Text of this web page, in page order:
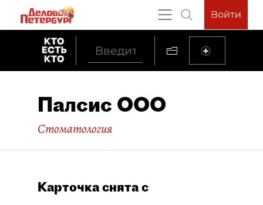
Войти
Палсис ООО
Стоматология
Карточка снята с